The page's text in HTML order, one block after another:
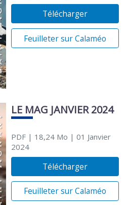
Télécharger
Feuilleter sur Calaméo
LE MAG JANVIER 2024
PDF| 18,24 Mo | 01 Janvier
2024
Télécharger
Feuilleter sur Calaméo